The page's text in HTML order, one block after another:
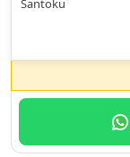
Santoku